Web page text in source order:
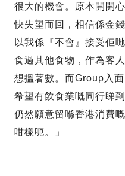
很大的機會。原本開開
快失望而回，相信係金
以我係『不會』接受佢
食過其他食物，作為客
想搵著數。而Group入
希望有飲食業嘅同行睇
仍然願意留喺香港消費
咁樣呃。」